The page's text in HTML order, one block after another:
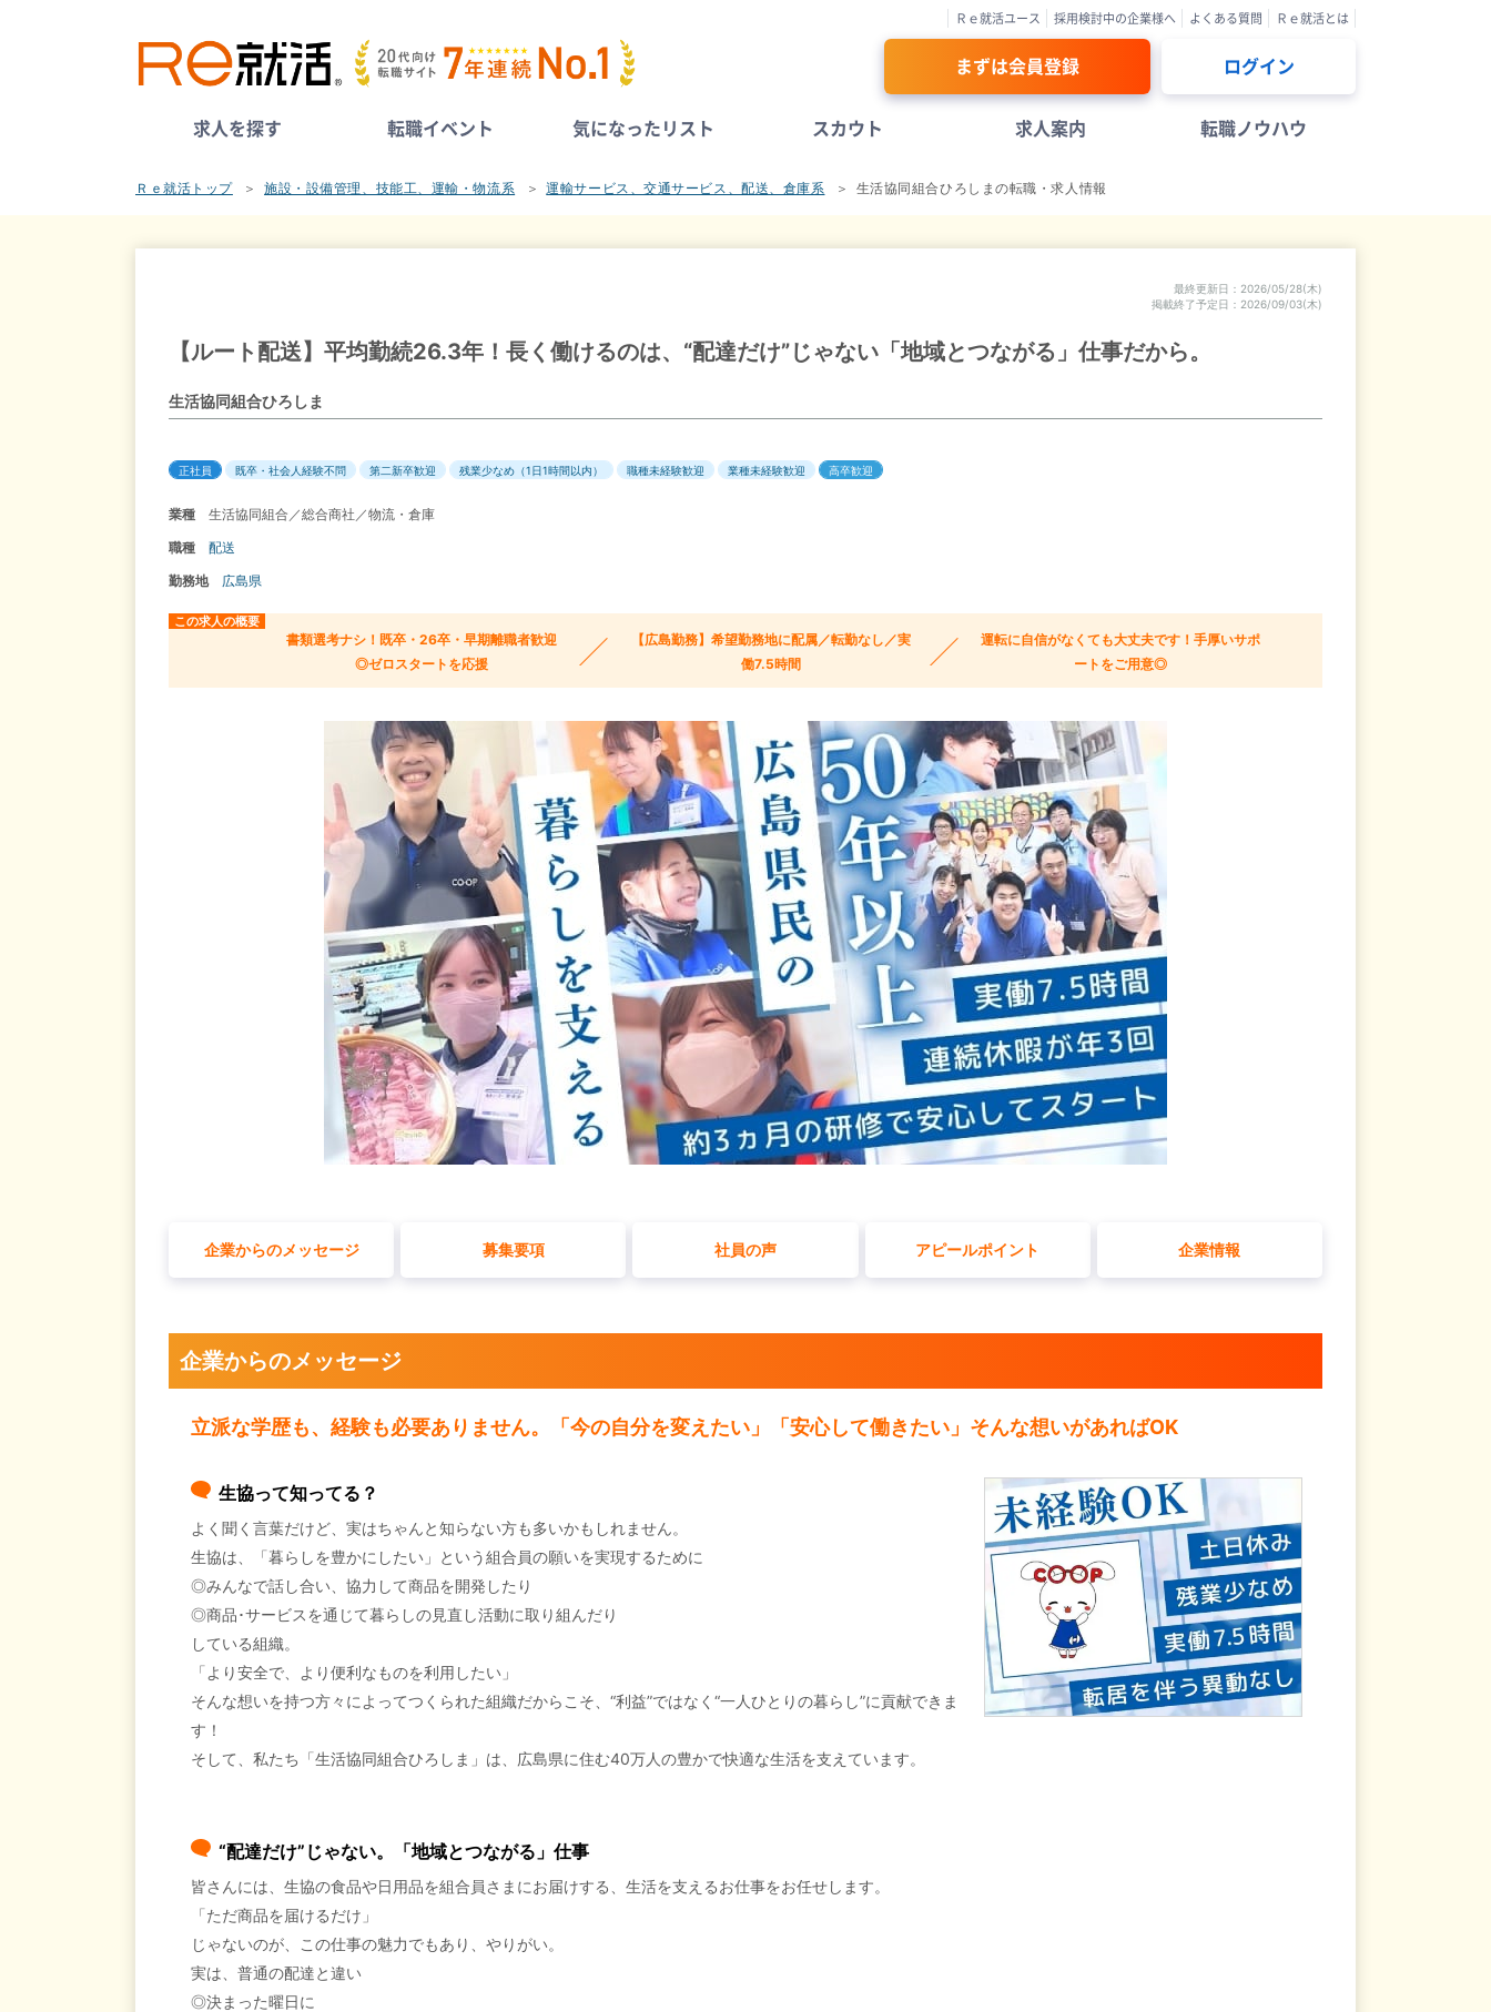
Ｒｅ就活ユース 採用検討中の企業様へ よくある質問 Ｒｅ就活とは
まずは会員登録 ログイン
求人を探す 転職イベント 気になったリスト スカウト 求人案内 転職ノウハウ
Ｒｅ就活トップ 施設・設備管理、技能工、運輸・物流系 運輸サービス、交通サービス、配送、倉庫系 生活協同組合ひろしまの転職・求人情報
最終更新日
2026/05/28(木)
掲載終了予定日
2026/09/03(木)
【ルート配送】平均勤続26.3年！長く働けるのは、“配達だけ”じゃない「地域とつながる」仕事だから。
生活協同組合ひろしま
正社員 既卒・社会人経験不問 第二新卒歓迎 残業少なめ（1日1時間以内） 職種未経験歓迎 業種未経験歓迎 高卒歓迎
業種
生活協同組合／総合商社／物流・倉庫
職種
配送
勤務地
広島県
この求人の概要
書類選考ナシ！既卒・26卒・早期離職者歓迎
◎ゼロスタートを応援
【広島勤務】希望勤務地に配属／転勤なし／実
働7.5時間
運転に自信がなくても大丈夫です！手厚いサポ
ートをご用意◎
企業からのメッセージ 募集要項 社員の声 アピールポイント 企業情報
企業からのメッセージ
立派な学歴も、経験も必要ありません。「今の自分を変えたい」「安心して働きたい」そんな想いがあればOK
生協って知ってる？
よく聞く言葉だけど、実はちゃんと知らない方も多いかもしれません。
生協は、「暮らしを豊かにしたい」という組合員の願いを実現するために
◎みんなで話し合い、協力して商品を開発したり
◎商品･サービスを通じて暮らしの見直し活動に取り組んだり
している組織。
「より安全で、より便利なものを利用したい」
そんな想いを持つ方々によってつくられた組織だからこそ、“利益”ではなく“一人ひとりの暮らし”に貢献できま
す！
そして、私たち「生活協同組合ひろしま」は、広島県に住む40万人の豊かで快適な生活を支えています。
“配達だけ”じゃない。「地域とつながる」仕事
皆さんには、生協の食品や日用品を組合員さまにお届けする、生活を支えるお仕事をお任せします。
「ただ商品を届けるだけ」
じゃないのが、この仕事の魅力でもあり、やりがい。
実は、普通の配達と違い
◎決まった曜日に